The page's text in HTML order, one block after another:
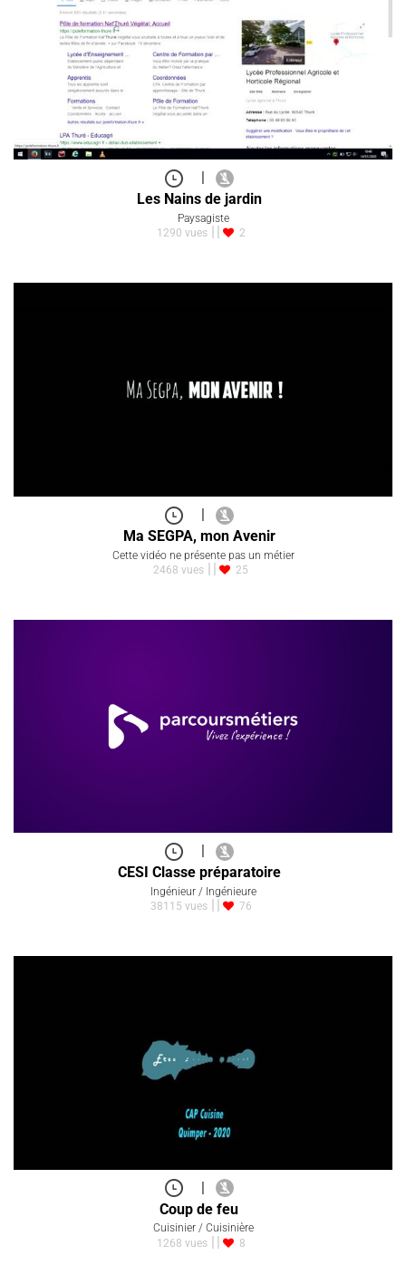
Les Nains de jardin
Paysagiste
1290 vues
2
|
Ma SEGPA, mon Avenir
Cette vidéo ne présente pas un métier
2468 vues
25
|
CESI Classe préparatoire
Ingénieur / Ingénieure
38115 vues
76
|
Coup de feu
Cuisinier / Cuisinière
1268 vues
8